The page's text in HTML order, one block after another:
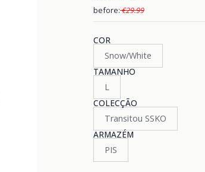
before:€29.99
COR
Snow/White
TAMANHO
L
COLECÇÃO
Transitou SSKO
ARMAZÉM
PIS